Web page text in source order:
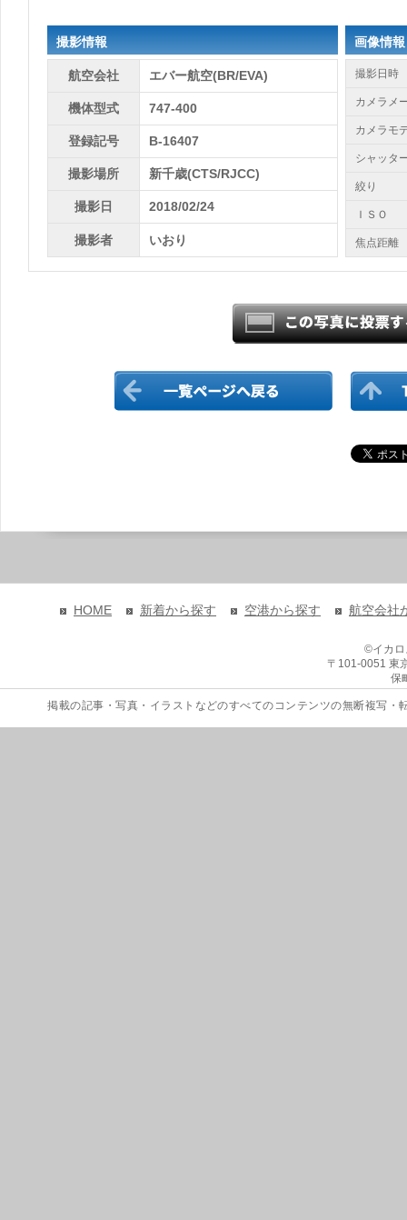
撮影情報
航空会社 エバー航空(BR/EVA)
機体型式 747-400
登録記号 B-16407
撮影場所 新千歳(CTS/RJCC)
撮影日 2018/02/24
撮影者 いおり
画像情報
撮影日時
カメラメ
カメラモ
シャッタ
絞り
ＩＳＯ
焦点距離
HOME 新着から探す 空港から探す 航空会社
©イカ
〒101-0051 東
保
掲載の記事・写真・イラストなどのすべてのコンテンツの無断複